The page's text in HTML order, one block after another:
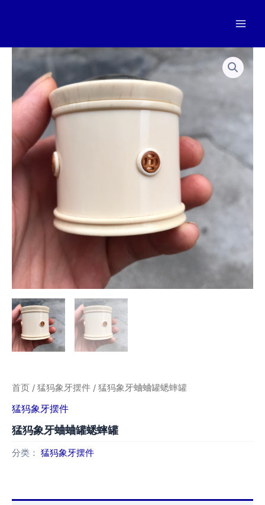
首页 / 猛犸象牙摆件 / 猛犸象牙蛐蛐罐蟋蟀罐
猛犸象牙摆件
猛犸象牙蛐蛐罐蟋蟀罐
分类： 猛犸象牙摆件